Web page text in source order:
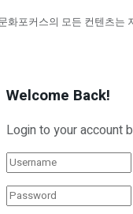
화포커스의 모든 컨텐츠는
Welcome Back!
Login to your account